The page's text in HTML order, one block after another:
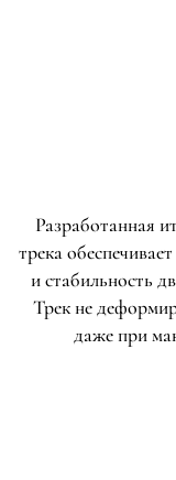
Разработанная
трека
и стабильность
Трек не
даже при